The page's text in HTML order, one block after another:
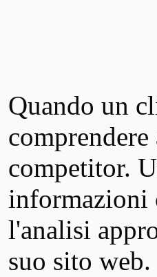
Quando un
competitor.
informazioni
l'analisi
suo sito web.